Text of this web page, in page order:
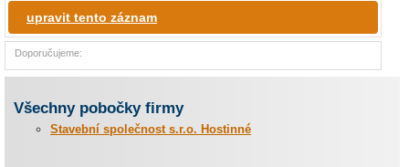
upravit tento záznam
Doporučujeme:
Všechny pobočky firmy
Stavební společnost s.r.o. Hostinné